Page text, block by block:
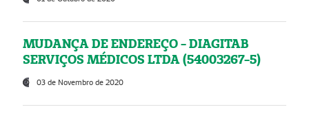
MUDANÇA DE ENDEREÇO - DIAGITAB
SERVIÇOS MÉDICOS LTDA (54003267-5)
03 de Novembro de 2020